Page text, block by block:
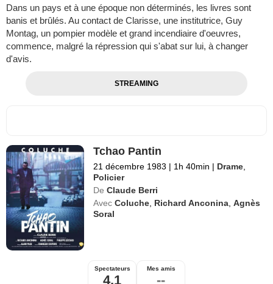
Dans un pays et à une époque non déterminés, les livres sont
banis et brûlés. Au contact de Clarisse, une institutrice, Guy
Montag, un pompier modèle et grand incendiaire d'oeuvres,
commence, malgré la répression qui s'abat sur lui, à changer
d'avis.
STREAMING
Tchao Pantin
21 décembre 1983 | 1h 40min | Drame
Policier
De Claude Berri
Avec Coluche Richard Anconina ,Agnès
Soral
Spectateurs
4,1
Mes amis
--